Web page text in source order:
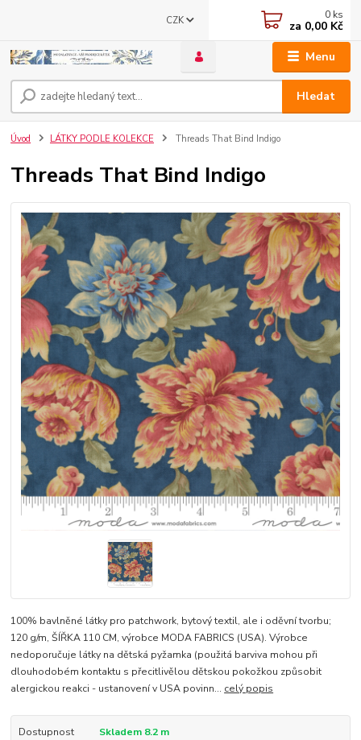
Menu
CZK
Hledat
0 ks
za 0,00 Kč
Úvod LÁTKY PODLE KOLEKCE Threads That Bind Indigo
Threads That Bind Indigo
100% bavlněné látky pro patchwork, bytový textil, ale i oděvní tvorbu;
120 g/m, ŠÍŘKA 110 CM, výrobce MODA FABRICS (USA). Výrobce
nedoporučuje látky na dětská pyžamka (použitá barviva mohou při
dlouhodobém kontaktu s přecitlivělou dětskou pokožkou způsobit
alergickou reakci - ustanovení v USA povinn... celý popis
Dostupnost Skladem 8.2 m